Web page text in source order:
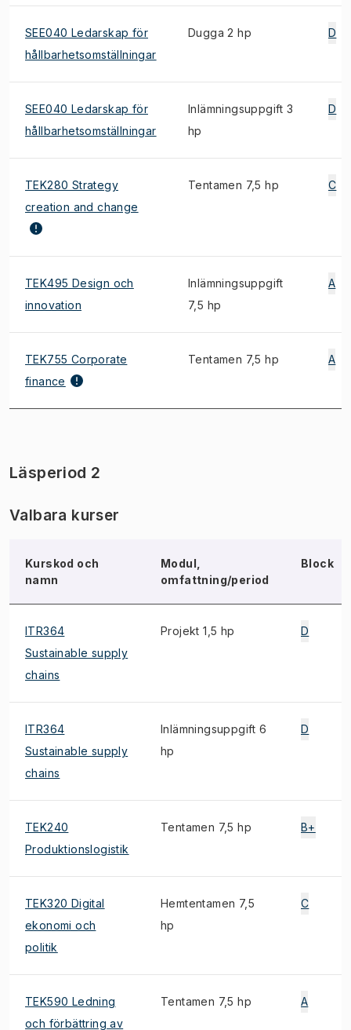
SEE040 Ledarskap för
hållbarhetsomställningar
Dugga 2 hp D
SEE040 Ledarskap för
hållbarhetsomställningar
Inlämningsuppgift 3
hp
D
TEK280 Strategy
creation and change
Tentamen 7,5 hp C
TEK495 Design och
innovation
Inlämningsuppgift
7,5 hp
A
TEK755 Corporate
finance
Tentamen 7,5 hp A
Läsperiod 2
Valbara kurser
Kurskod och
namn
Modul,
omfattning/period
Block
ITR364
Sustainable supply
chains
Projekt 1,5 hp D
ITR364
Sustainable supply
chains
Inlämningsuppgift 6
hp
D
TEK240
Produktionslogistik
Tentamen 7,5 hp B+
TEK320 Digital
ekonomi och
politik
Hemtentamen 7,5
hp
C
TEK590 Ledning
och förbättring av
Tentamen 7,5 hp A